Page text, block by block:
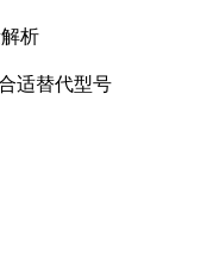
析
适替代型号